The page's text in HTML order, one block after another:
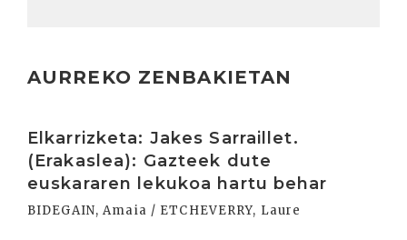
AURREKO ZENBAKIETAN
Elkarrizketa: Jakes Sarraillet.
(Erakaslea): Gazteek dute
euskararen lekukoa hartu behar
BIDEGAIN, Amaia / ETCHEVERRY, Laure